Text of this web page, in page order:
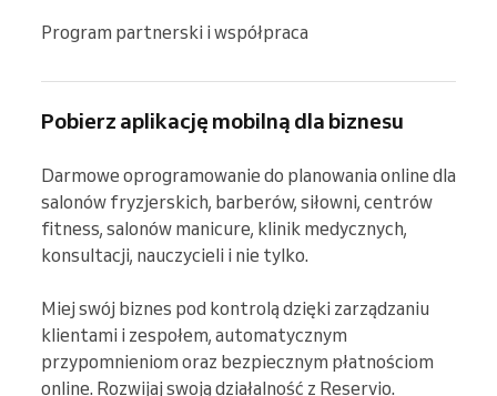
Program partnerski i współpraca
Pobierz aplikację mobilną dla biznesu
Darmowe oprogramowanie do planowania online dla
salonów fryzjerskich, barberów, siłowni, centrów
fitness, salonów manicure, klinik medycznych,
konsultacji, nauczycieli i nie tylko.
Miej swój biznes pod kontrolą dzięki zarządzaniu
klientami i zespołem, automatycznym
przypomnieniom oraz bezpiecznym płatnościom
online. Rozwijaj swoją działalność z Reservio.